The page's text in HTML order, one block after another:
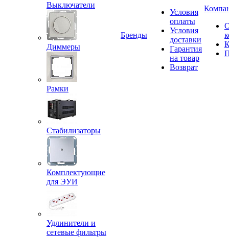
Выключатели
Диммеры
Рамки
Стабилизаторы
Комплектующие
для ЭУИ
Удлинители и
сетевые фильтры
Бренды
Условия
оплаты
Условия
доставки
Гарантия
на товар
Возврат